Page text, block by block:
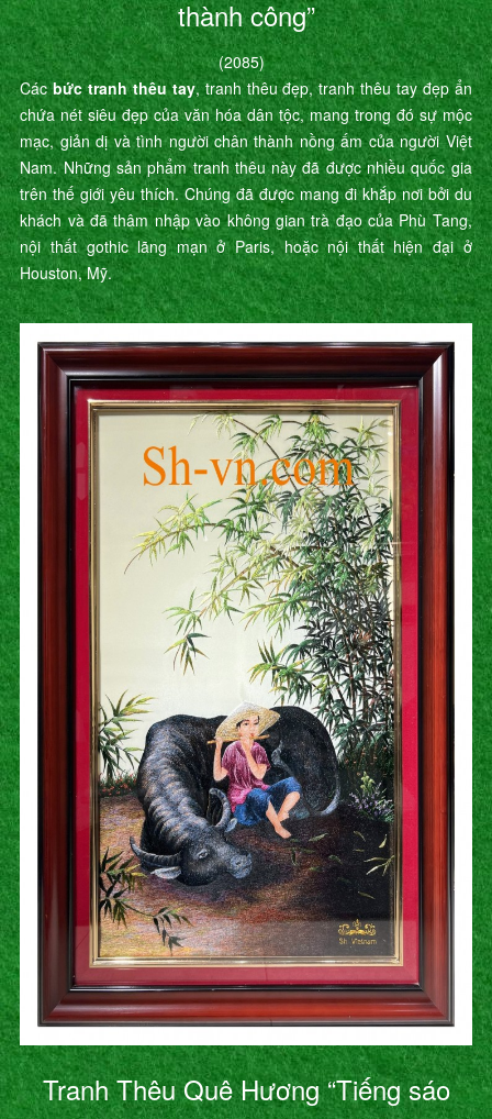
thành công”
(2085)
Cácbức tranh thêu tay, tranh thêu đẹp, tranh thêu tay đẹp ẩn
chứa nét siêu đẹp của văn hóa dân tộc, mang trong đó sự mộc
mạc, giản dị và tình người chân thành nồng ấm của người Việt
Nam. Những sản phẩm tranh thêu này đã được nhiều quốc gia
trên thế giới yêu thích. Chúng đã được mang đi khắp nơi bởi du
khách và đã thâm nhập vào không gian trà đạo của Phù Tang,
nội thất gothic lãng mạn ở Paris, hoặc nội thất hiện đại ở
Houston, Mỹ.
Tranh Thêu Quê Hương “Tiếng sáo